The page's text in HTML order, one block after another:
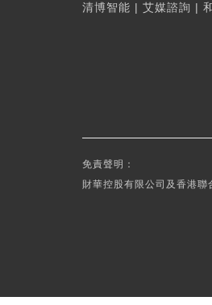
清博智能 | 艾媒諮詢 |
免責聲明：
財華控股有限公司及香港